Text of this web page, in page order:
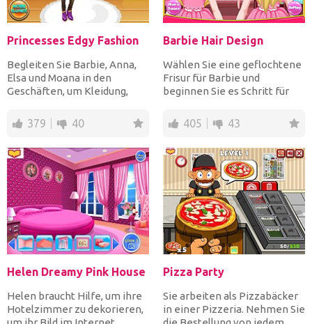
Princesses Edgy Fashion
Begleiten Sie Barbie, Anna,
Elsa und Moana in den
Geschäften, um Kleidung,
379 40
Barbie Hair Design
Wählen Sie eine geflochtene
Frisur für Barbie und
beginnen Sie es Schritt für
405 43
Helen Dreamy Pink House
Helen braucht Hilfe, um ihre
Hotelzimmer zu dekorieren,
Pizza Party
Sie arbeiten als Pizzabäcker
in einer Pizzeria. Nehmen Sie